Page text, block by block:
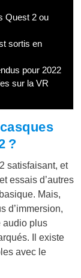
Quest 2 ou
sortis en
pour 2022
sur la VR
?
satisfaisant, et
essais d’autres
Mais,
d’immersion,
audio plus
Il existe
avec le